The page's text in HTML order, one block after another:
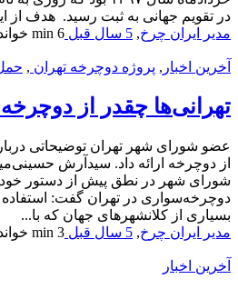
در تقویم جهانی به ثبت رسید. هدف از
مدیر ایران چرخ, 5 سال قبل 6 min
آخرین اخبار , پروژه دوچرخه تهران ,
تهرانی‌ها چقدر از
عضو شورای شهر تهران توضیحاتی
از دوچرخه ارائه داد. سیدآرش
شورای شهر در نطق پیش از دستور خود
دوچرخه‌سواری در تهران گفت:
بسیاری از کلانشهرهای جهان که با...
مدیر ایران چرخ, 5 سال قبل 3 min
آخرین اخبار